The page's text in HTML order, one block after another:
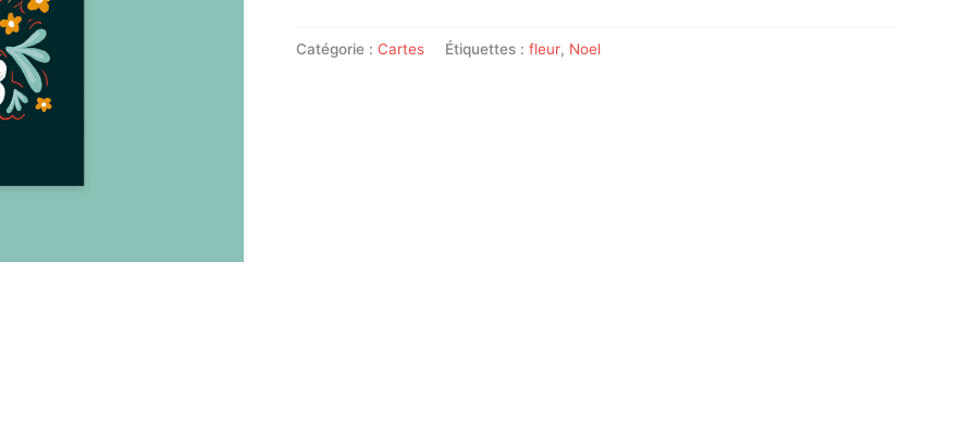
Catégorie : Cartes Étiquettes : fleur, Noel